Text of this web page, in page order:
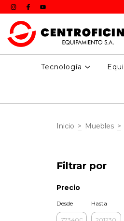
Tecnología
Inicio > Muebles >
Filtrar por
Precio
Desde Hasta